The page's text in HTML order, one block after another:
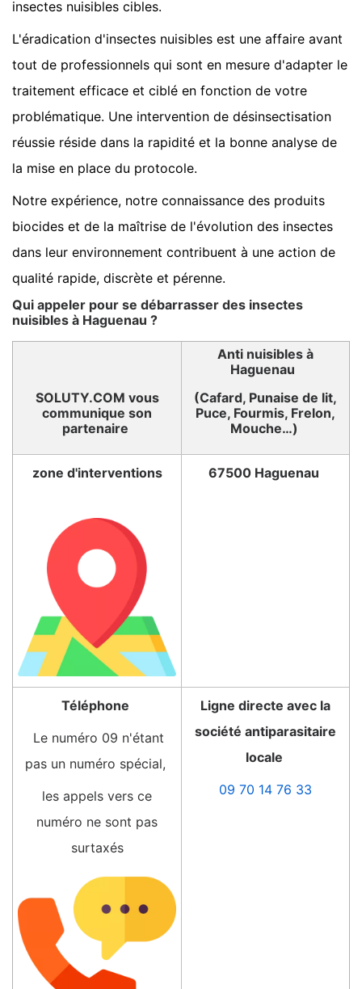
insectes nuisibles cibles.
L'éradication d'insectes nuisibles est une affaire avant
tout de professionnels qui sont en mesure d'adapter le
traitement efficace et ciblé en fonction de votre
problématique. Une intervention de désinsectisation
réussie réside dans la rapidité et la bonne analyse de
la mise en place du protocole.
Notre expérience, notre connaissance des produits
biocides et de la maîtrise de l'évolution des insectes
dans leur environnement contribuent à une action de
qualité rapide, discrète et pérenne.
Qui appeler pour se débarrasser des insectes
nuisibles à Haguenau ?
SOLUTY.COM vous
communique son
partenaire
Anti nuisibles à
Haguenau
(Cafard, Punaise de lit,
Puce, Fourmis, Frelon,
Mouche…)
zone d'interventions 67500 Haguenau
Téléphone
Le numéro 09 n'étant
pas un numéro spécial,
les appels vers ce
numéro ne sont pas
surtaxés
Ligne directe avec la
société antiparasitaire
locale
09 70 14 76 33